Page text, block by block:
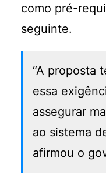
como pré-
seguinte.
“A proposta
essa
assegurar
ao sistema
afirmou o